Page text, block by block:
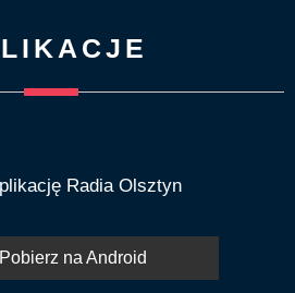
Radia Olsztyn
Pobierz na Android